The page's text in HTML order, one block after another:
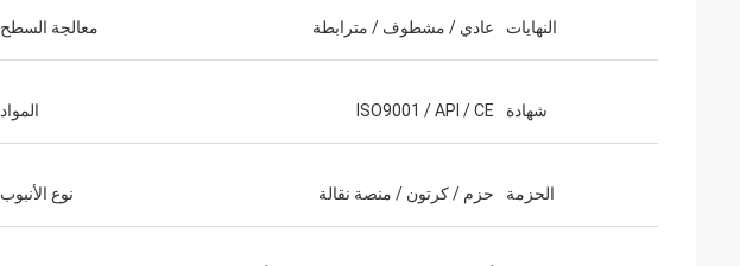
النهايات عادي / مشطوف / مترابطة معالجة السطح
شهادة ISO9001 / API / CE المواد
الحزمة حزم / كرتون / منصة نقالة نوع الأنبوب